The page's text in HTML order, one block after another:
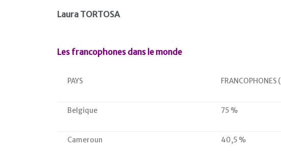
Laura TORTOSA
Les francophones dans le monde
PAYS FRANCOPHONES
Belgique 75 %
Cameroun 40,5 %